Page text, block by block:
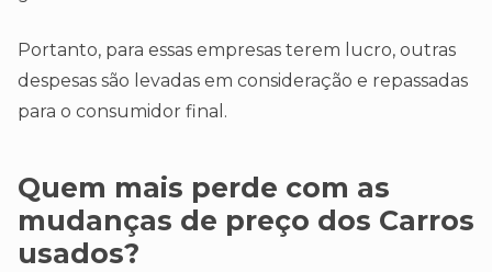
Portanto, para essas empresas terem lucro, outras
despesas são levadas em consideração e repassadas
para o consumidor final.
Quem mais perde com as
mudanças de preço dos Carros
usados?